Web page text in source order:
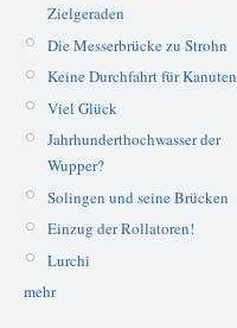
Zielgeraden
Die Messerbrücke zu Strohn
Keine Durchfahrt für Kanuten
Viel Glück
Jahrhunderthochwasser der
Wupper?
Solingen und seine Brücken
Einzug der Rollatoren!
Lurchi
mehr